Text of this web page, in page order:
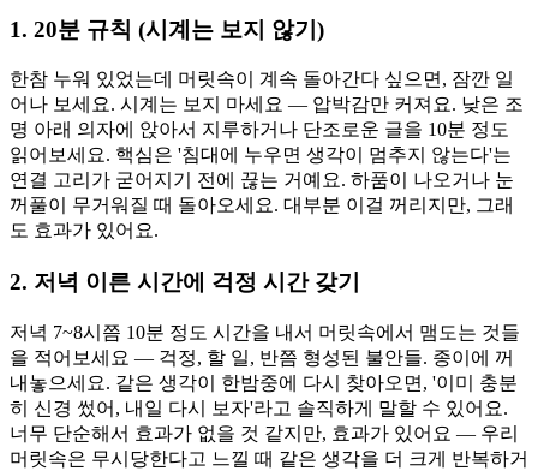
1. 20분 규칙 (시계는 보지 않기)
한참 누워 있었는데 머릿속이 계속 돌아간다 싶으면, 잠깐 일
어나 보세요. 시계는 보지 마세요 — 압박감만 커져요. 낮은 조
명 아래 의자에 앉아서 지루하거나 단조로운 글을 10분 정도
읽어보세요. 핵심은 '침대에 누우면 생각이 멈추지 않는다'는
연결 고리가 굳어지기 전에 끊는 거예요. 하품이 나오거나 눈
꺼풀이 무거워질 때 돌아오세요. 대부분 이걸 꺼리지만, 그래
도 효과가 있어요.
2. 저녁 이른 시간에 걱정 시간 갖기
저녁 7~8시쯤 10분 정도 시간을 내서 머릿속에서 맴도는 것들
을 적어보세요 — 걱정, 할 일, 반쯤 형성된 불안들. 종이에 꺼
내놓으세요. 같은 생각이 한밤중에 다시 찾아오면, '이미 충분
히 신경 썼어, 내일 다시 보자'라고 솔직하게 말할 수 있어요.
너무 단순해서 효과가 없을 것 같지만, 효과가 있어요 — 우리
머릿속은 무시당한다고 느낄 때 같은 생각을 더 크게 반복하거